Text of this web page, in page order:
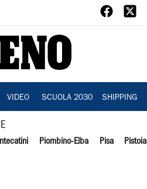
VIDEO SCUOLA 2030 SHIPPING
Piombino-Elba Pisa Pistoia